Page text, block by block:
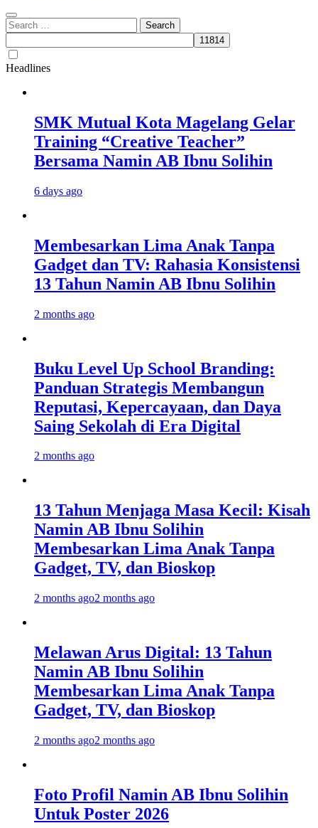
Search
for:
Headlines
SMK Mutual Kota Magelang Gelar
Training “Creative Teacher”
Bersama Namin AB Ibnu Solihin
6 days ago
Membesarkan Lima Anak Tanpa
Gadget dan TV: Rahasia Konsistensi
13 Tahun Namin AB Ibnu Solihin
2 months ago
Buku Level Up School Branding:
Panduan Strategis Membangun
Reputasi, Kepercayaan, dan Daya
Saing Sekolah di Era Digital
2 months ago
13 Tahun Menjaga Masa Kecil: Kisah
Namin AB Ibnu Solihin
Membesarkan Lima Anak Tanpa
Gadget, TV, dan Bioskop
2 months ago2 months ago
Melawan Arus Digital: 13 Tahun
Namin AB Ibnu Solihin
Membesarkan Lima Anak Tanpa
Gadget, TV, dan Bioskop
2 months ago2 months ago
Foto Profil Namin AB Ibnu Solihin
Untuk Poster 2026